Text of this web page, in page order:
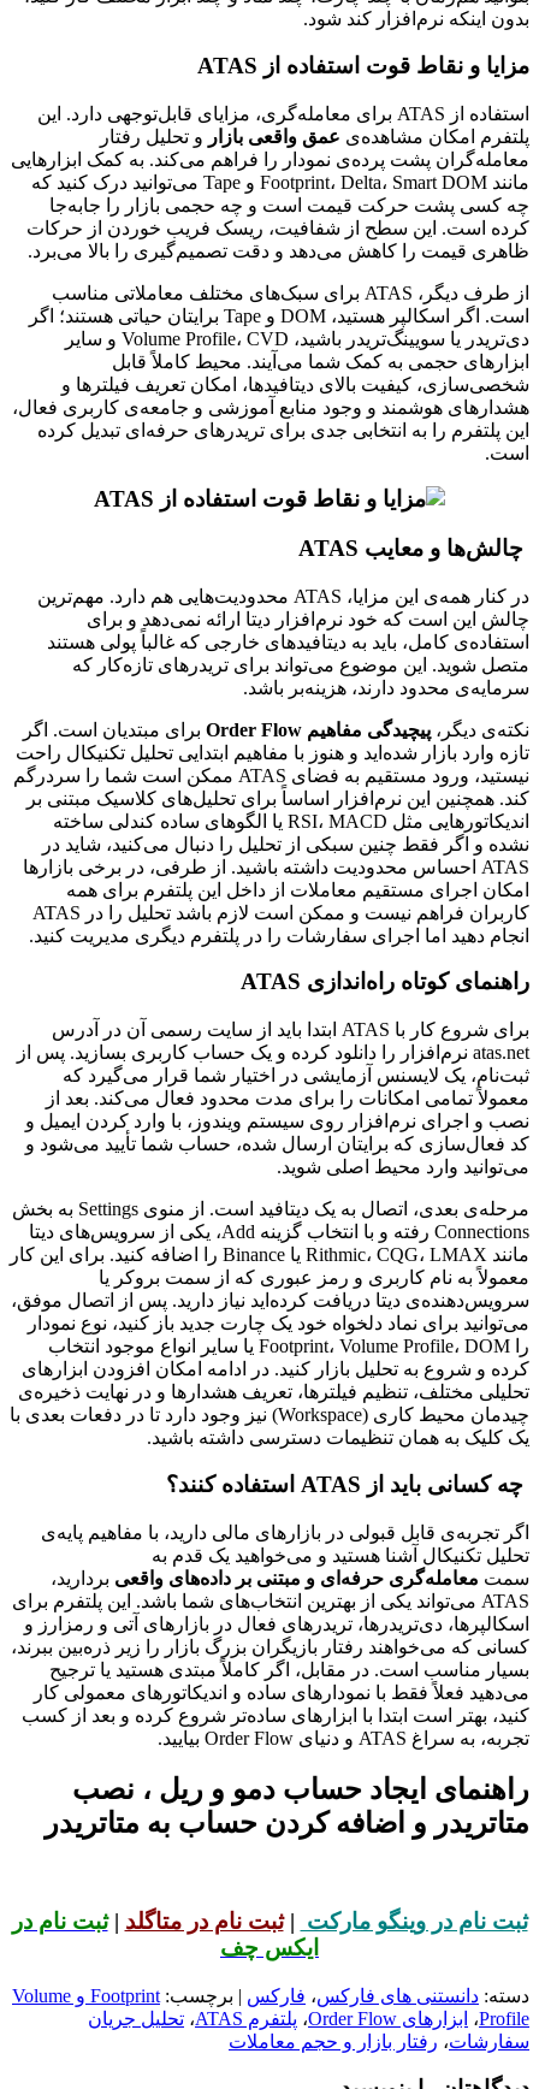
بدون اینکه نرم‌افزار کند شود.
مزایا و نقاط قوت استفاده از ATAS
استفاده از ATAS برای معامله‌گری، مزایای قابل‌توجهی دارد. این
پلتفرم امکان مشاهده‌ی عمق واقعی بازار و تحلیل رفتار
معامله‌گران پشت پرده‌ی نمودار را فراهم می‌کند. به کمک ابزارهایی
مانند Footprint، Delta، Smart DOM و Tape می‌توانید درک کنید که
چه کسی پشت حرکت قیمت است و چه حجمی بازار را جابه‌جا
کرده است. این سطح از شفافیت، ریسک فریب خوردن از حرکات
ظاهری قیمت را کاهش می‌دهد و دقت تصمیم‌گیری را بالا می‌برد.
از طرف دیگر، ATAS برای سبک‌های مختلف معاملاتی مناسب
است. اگر اسکالپر هستید، DOM و Tape برایتان حیاتی هستند؛ اگر
دی‌تریدر یا سویینگ‌تریدر باشید، Volume Profile، CVD و سایر
ابزارهای حجمی به کمک شما می‌آیند. محیط کاملاً قابل
شخصی‌سازی، کیفیت بالای دیتافیدها، امکان تعریف فیلترها و
هشدارهای هوشمند و وجود منابع آموزشی و جامعه‌ی کاربری فعال،
این پلتفرم را به انتخابی جدی برای تریدرهای حرفه‌ای تبدیل کرده
است.
چالش‌ها و معایب ATAS
در کنار همه‌ی این مزایا، ATAS محدودیت‌هایی هم دارد. مهم‌ترین
چالش این است که خود نرم‌افزار دیتا ارائه نمی‌دهد و برای
استفاده‌ی کامل، باید به دیتافیدهای خارجی که غالباً پولی هستند
متصل شوید. این موضوع می‌تواند برای تریدرهای تازه‌کار که
سرمایه‌ی محدود دارند، هزینه‌بر باشد.
نکته‌ی دیگر، پیچیدگی مفاهیم Order Flow
برای مبتدیان است. اگر
تازه وارد بازار شده‌اید و هنوز با مفاهیم ابتدایی تحلیل تکنیکال راحت
نیستید، ورود مستقیم به فضای ATAS ممکن است شما را سردرگم
کند. همچنین این نرم‌افزار اساساً برای تحلیل‌های کلاسیک مبتنی بر
اندیکاتورهایی مثل RSI، MACD یا الگوهای ساده کندلی ساخته
نشده و اگر فقط چنین سبکی از تحلیل را دنبال می‌کنید، شاید در
ATAS احساس محدودیت داشته باشید. از طرفی، در برخی بازارها
امکان اجرای مستقیم معاملات از داخل این پلتفرم برای همه
کاربران فراهم نیست و ممکن است لازم باشد تحلیل را در ATAS
انجام دهید اما اجرای سفارشات را در پلتفرم دیگری مدیریت کنید.
راهنمای کوتاه راه‌اندازی ATAS
برای شروع کار با ATAS ابتدا باید از سایت رسمی آن در آدرس
atas.net نرم‌افزار را دانلود کرده و یک حساب کاربری بسازید. پس از
ثبت‌نام، یک لایسنس آزمایشی در اختیار شما قرار می‌گیرد که
معمولاً تمامی امکانات را برای مدت محدود فعال می‌کند. بعد از
نصب و اجرای نرم‌افزار روی سیستم ویندوز، با وارد کردن ایمیل و
کد فعال‌سازی که برایتان ارسال شده، حساب شما تأیید می‌شود و
می‌توانید وارد محیط اصلی شوید.
مرحله‌ی بعدی، اتصال به یک دیتافید است. از منوی Settings به بخش
Connections رفته و با انتخاب گزینه Add، یکی از سرویس‌های دیتا
مانند Rithmic، CQG، LMAX یا Binance را اضافه کنید. برای این کار
معمولاً به نام کاربری و رمز عبوری که از سمت بروکر یا
سرویس‌دهنده‌ی دیتا دریافت کرده‌اید نیاز دارید. پس از اتصال موفق،
می‌توانید برای نماد دلخواه خود یک چارت جدید باز کنید، نوع نمودار
را Footprint، Volume Profile، DOM یا سایر انواع موجود انتخاب
کرده و شروع به تحلیل بازار کنید. در ادامه امکان افزودن ابزارهای
تحلیلی مختلف، تنظیم فیلترها، تعریف هشدارها و در نهایت ذخیره‌ی
چیدمان محیط کاری (Workspace) نیز وجود دارد تا در دفعات بعدی با
یک کلیک به همان تنظیمات دسترسی داشته باشید.
چه کسانی باید از ATAS استفاده کنند؟
اگر تجربه‌ی قابل قبولی در بازارهای مالی دارید، با مفاهیم پایه‌ی
تحلیل تکنیکال آشنا هستید و می‌خواهید یک قدم به
سمت معامله‌گری حرفه‌ای و مبتنی بر داده‌های واقعی بردارید،
ATAS می‌تواند یکی از بهترین انتخاب‌های شما باشد. این پلتفرم برای
اسکالپرها، دی‌تریدرها، تریدرهای فعال در بازارهای آتی و رمزارز و
کسانی که می‌خواهند رفتار بازیگران بزرگ بازار را زیر ذره‌بین ببرند،
بسیار مناسب است. در مقابل، اگر کاملاً مبتدی هستید یا ترجیح
می‌دهید فعلاً فقط با نمودارهای ساده و اندیکاتورهای معمولی کار
کنید، بهتر است ابتدا با ابزارهای ساده‌تر شروع کرده و بعد از کسب
تجربه، به سراغ ATAS و دنیای Order Flow بیایید.
راهنمای ایجاد حساب دمو و ریل ، نصب
متاتریدر و اضافه کردن حساب به متاتریدر
ثبت نام در وینگو مارکت |ثبت نام در متاگلد |ثبت نام در
ایکس چف
دسته: دانستنی های فارکس، فارکس | برچسب:
Footprint و Volume
Profile، ابزارهای Order Flow ، پلتفرم ATAS ، تحلیل جریان
سفارشات، رفتار بازار و حجم معاملات